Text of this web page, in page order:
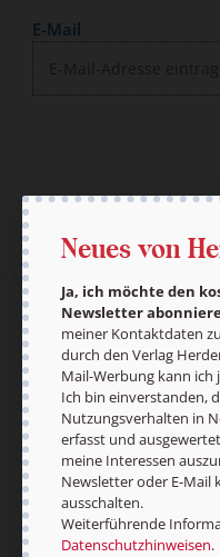
E-Mail
AGB und
Vertrag widerrufen
Neues von
Ja, ich möchte den
Newsletter
meiner Kontaktdaten
durch den Verlag
Mail-Werbung kann ich
Ich bin einverstanden,
Nutzungsverhalten in
erfasst und
meine Interessen
Newsletter oder E-Mail
ausschalten.
Weiterführende
Datenschutzhinweisen.